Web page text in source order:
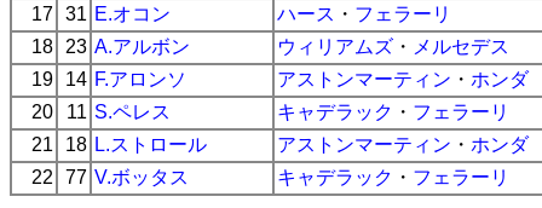
17 31 E.オコン ハース ・ フェラーリ
18
23 A.アルボン ウィリアムズ ・ メルセデス
19
14 F.アロンソ アストンマーティン ・ ホンダ
20
11 S.ペレス キャデラック ・ フェラーリ
21
18 L.ストロール アストンマーティン ・ ホンダ
22
77 V.ボッタス キャデラック ・ フェラーリ